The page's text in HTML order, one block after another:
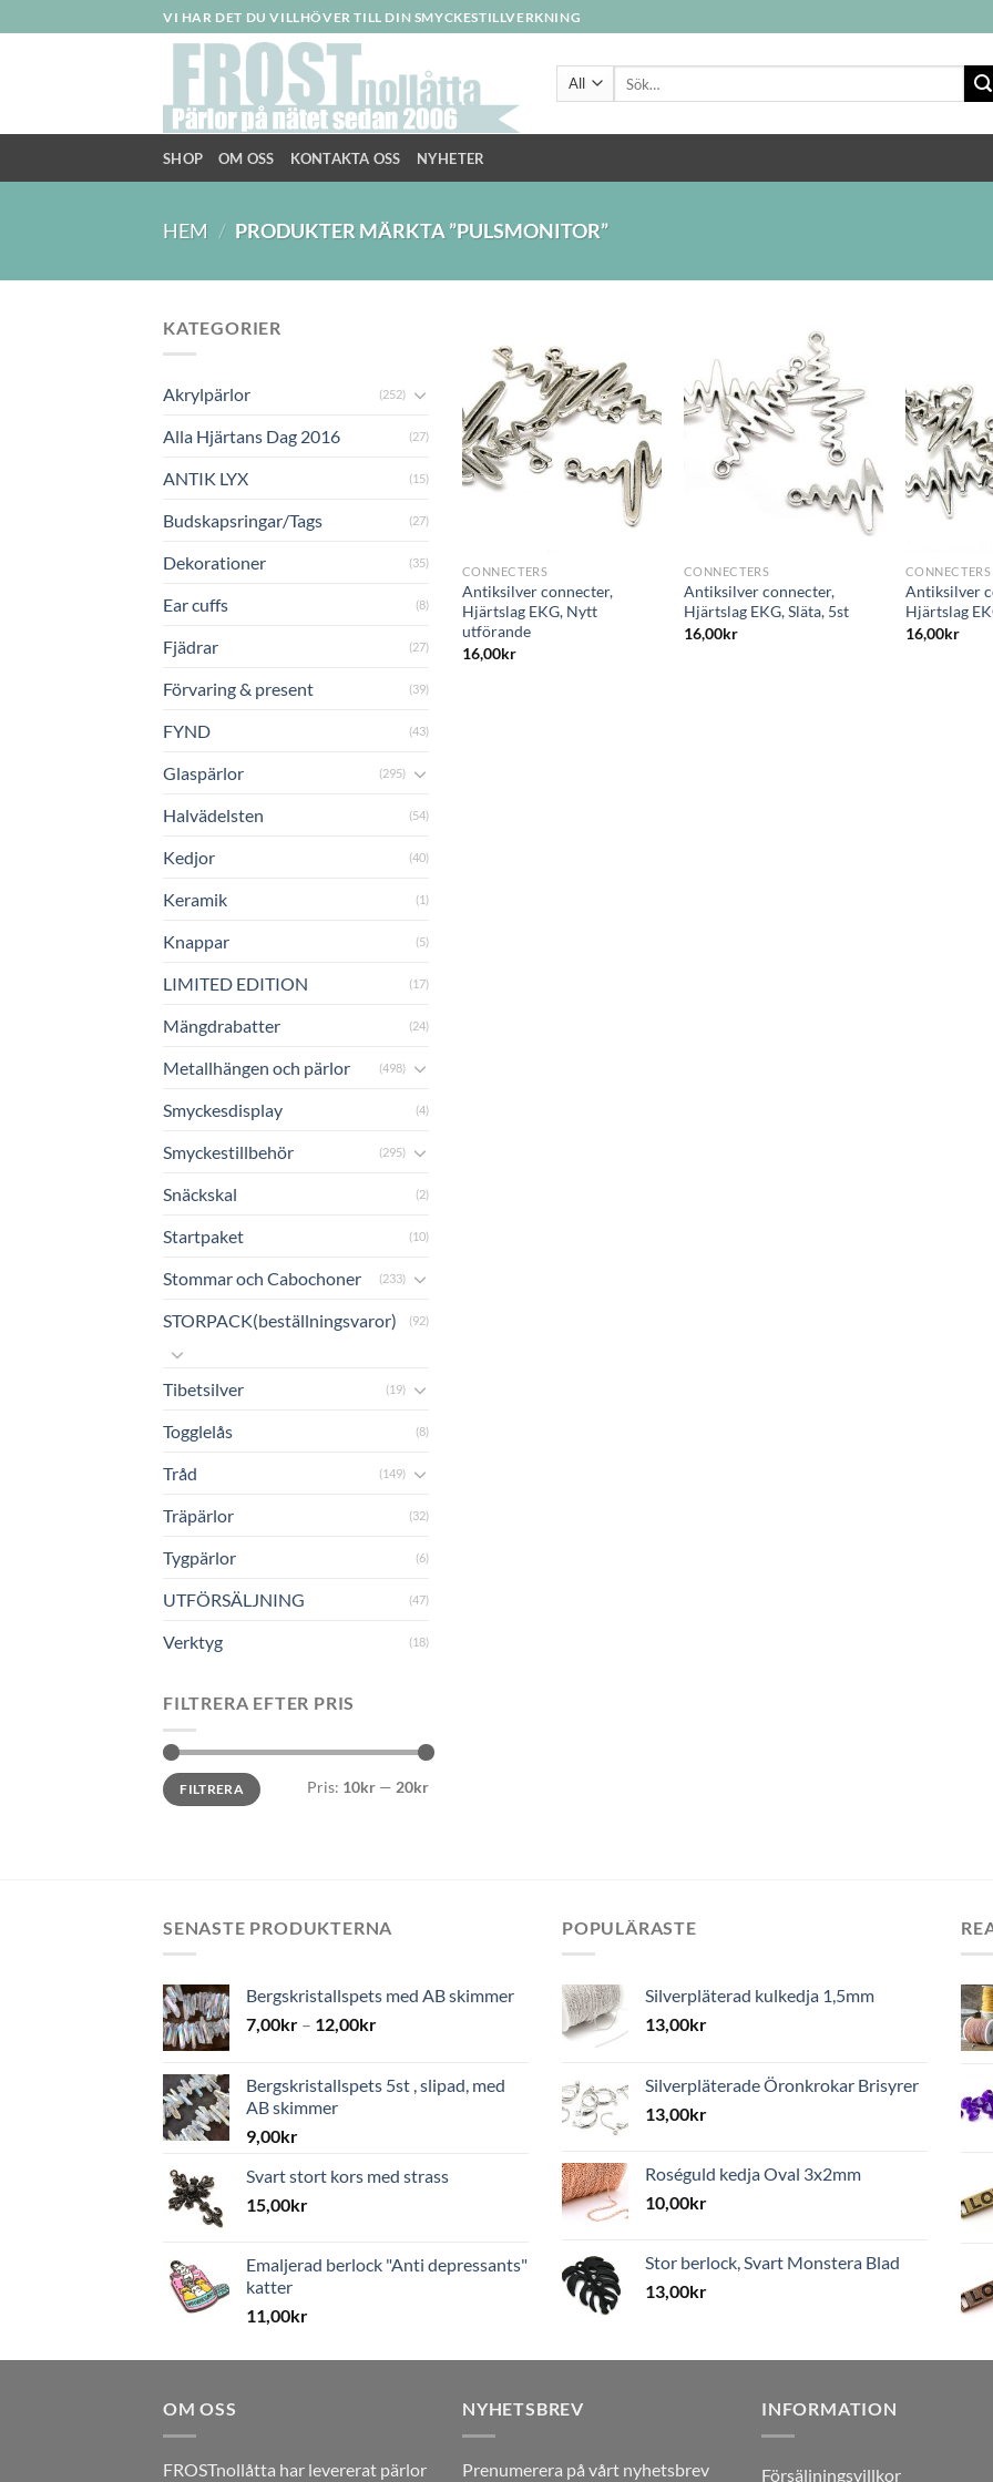
to
VI HAR DET DU VILLHÖVER TILL DIN SMYCKESTILLVERKNING
SHOP OM OSS KONTAKTA OSS NYHETER
HEM / PRODUKTER MÄRKTA ”PULSMONITOR”
KATEGORIER
Akrylpärlor (252)
Alla Hjärtans Dag 2016 (27)
ANTIK LYX (15)
Budskapsringar/Tags (27)
Dekorationer (35)
Ear cuffs (8)
Fjädrar (27)
Förvaring & present (39)
FYND (43)
Glaspärlor (295)
Halvädelsten (54)
Kedjor (40)
Keramik (1)
Knappar (5)
LIMITED EDITION (17)
Mängdrabatter (24)
Metallhängen och pärlor (498)
Smyckesdisplay (4)
Smyckestillbehör (295)
Snäckskal (2)
Startpaket (10)
Stommar och Cabochoner (233)
STORPACK(beställningsvaror) (92)
Tibetsilver (19)
Togglelås (8)
Tråd (149)
Träpärlor (32)
Tygpärlor (6)
UTFÖRSÄLJNING (47)
Verktyg (18)
FILTRERA EFTER PRIS
Min
pris
Max
prisFILTRERA Pris: 10kr — 20kr
Lägg
till i
önskelistan
CONNECTERS
Antiksilver connecter,
Hjärtslag EKG, Nytt
utförande
16,00kr
Lägg
till i
önskelistan
CONNECTERS
Antiksilver connecter,
Hjärtslag EKG, Släta, 5st
16,00kr
CONNECTERS
Antiksilver
Hjärtslag
16,00kr
SENASTE PRODUKTERNA
Bergskristallspets med AB skimmer
7,00kr – 12,00kr
Bergskristallspets 5st , slipad, med
AB skimmer
9,00kr
Svart stort kors med strass
15,00kr
Emaljerad berlock "Anti depressants"
katter
11,00kr
POPULÄRASTE
Silverpläterad kulkedja 1,5mm
13,00kr
Silverpläterade Öronkrokar Brisyrer
13,00kr
Roséguld kedja Oval 3x2mm
10,00kr
Stor berlock, Svart Monstera Blad
13,00kr
OM OSS
FROSTnollåtta har levererat pärlor
NYHETSBREV
Prenumerera på vårt nyhetsbrev
INFORMATION
Försäljningsvillkor